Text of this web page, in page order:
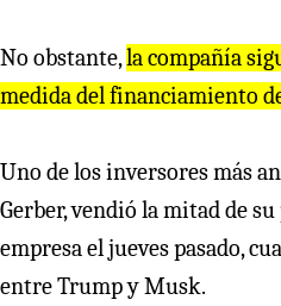
No obstante,la compañía
medida del financiamiento
Uno de los inversores más
Gerber, vendió la mitad de
empresa el jueves pasado,
entre Trump y Musk.